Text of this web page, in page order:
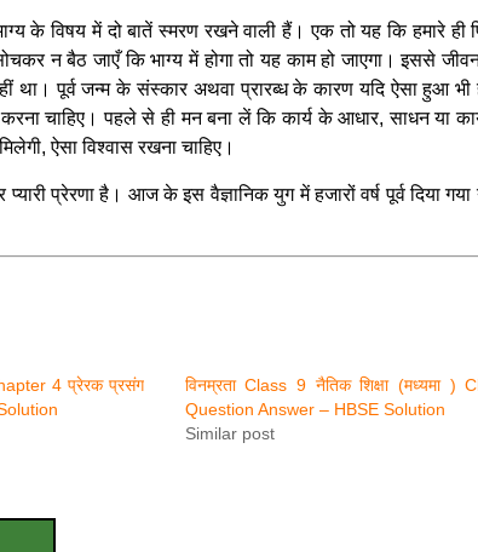
के विषय में दो बातें स्मरण रखने वाली हैं। एक तो यह कि हमारे ही
न बैठ जाएँ कि भाग्य में होगा तो यह काम हो जाएगा। इससे
था। पूर्व जन्म के संस्कार अथवा प्रारब्ध के कारण यदि ऐसा हुआ
चाहिए। पहले से ही मन बना लें कि कार्य के आधार, साधन या
ऐसा विश्वास रखना चाहिए।
प्रेरणा है। आज के इस वैज्ञानिक युग में हजारों वर्ष पूर्व दिया
4 प्रेरक प्रसंग
विनम्रता Class 9 नैतिक शिक्षा (मध्यमा )
Question Answer – HBSE Solution
Similar post